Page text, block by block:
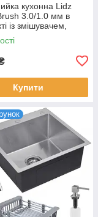
кухонна Lidz
3.0/1.0 мм в
із змішувачем,
та дозатором
мила
Купити